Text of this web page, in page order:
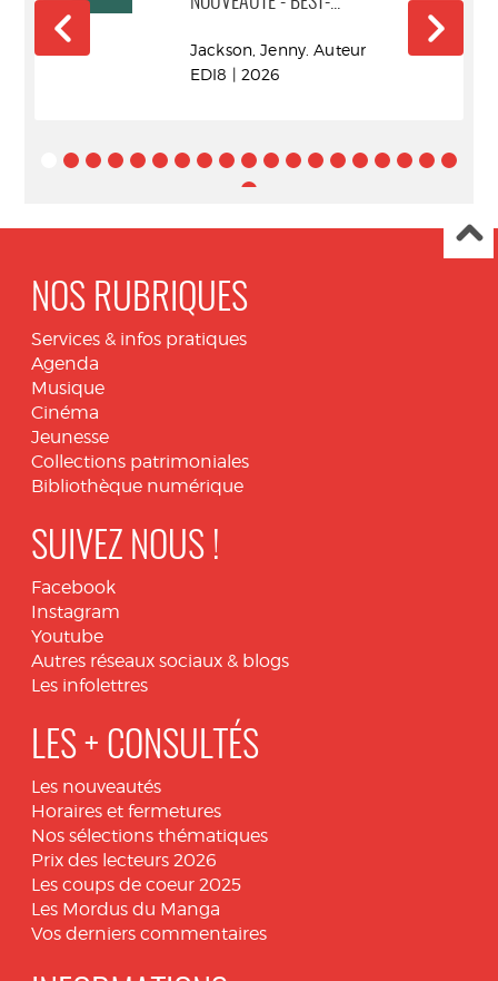
Jackson, Jenny. Auteur
EDI8 | 2026
NOS RUBRIQUES
Services & infos pratiques
Agenda
Musique
Cinéma
Jeunesse
Collections patrimoniales
Bibliothèque numérique
SUIVEZ NOUS !
Facebook
Instagram
Youtube
Autres réseaux sociaux & blogs
Les infolettres
LES + CONSULTÉS
Les nouveautés
Horaires et fermetures
Nos sélections thématiques
Prix des lecteurs 2026
Les coups de coeur 2025
Les Mordus du Manga
Vos derniers commentaires